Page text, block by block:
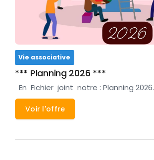
Vie associative
*** Planning 2026 ***
En Fichier joint notre : Planning 2026.
Voir l'offre